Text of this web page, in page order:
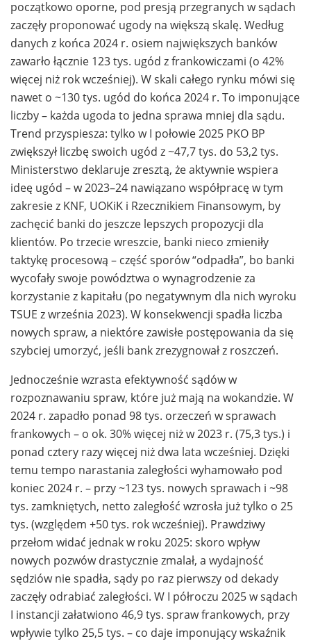
początkowo oporne, pod presją przegranych w sądach
zaczęły proponować ugody na większą skalę. Według
danych z końca 2024 r. osiem największych banków
zawarło łącznie 123 tys. ugód z frankowiczami (o 42%
więcej niż rok wcześniej). W skali całego rynku mówi się
nawet o ~130 tys. ugód do końca 2024 r. To imponujące
liczby – każda ugoda to jedna sprawa mniej dla sądu.
Trend przyspiesza: tylko w I połowie 2025 PKO BP
zwiększył liczbę swoich ugód z ~47,7 tys. do 53,2 tys.
Ministerstwo deklaruje zresztą, że aktywnie wspiera
ideę ugód – w 2023–24 nawiązano współpracę w tym
zakresie z KNF, UOKiK i Rzecznikiem Finansowym, by
zachęcić banki do jeszcze lepszych propozycji dla
klientów. Po trzecie wreszcie, banki nieco zmieniły
taktykę procesową – część sporów “odpadła”, bo banki
wycofały swoje powództwa o wynagrodzenie za
korzystanie z kapitału (po negatywnym dla nich wyroku
TSUE z września 2023). W konsekwencji spadła liczba
nowych spraw, a niektóre zawisłe postępowania da się
szybciej umorzyć, jeśli bank zrezygnował z roszczeń.
Jednocześnie wzrasta efektywność sądów w
rozpoznawaniu spraw, które już mają na wokandzie. W
2024 r. zapadło ponad 98 tys. orzeczeń w sprawach
frankowych – o ok. 30% więcej niż w 2023 r. (75,3 tys.) i
ponad cztery razy więcej niż dwa lata wcześniej. Dzięki
temu tempo narastania zaległości wyhamowało pod
koniec 2024 r. – przy ~123 tys. nowych sprawach i ~98
tys. zamkniętych, netto zaległość wzrosła już tylko o 25
tys. (względem +50 tys. rok wcześniej). Prawdziwy
przełom widać jednak w roku 2025: skoro wpływ
nowych pozwów drastycznie zmalał, a wydajność
sędziów nie spadła, sądy po raz pierwszy od dekady
zaczęły odrabiać zaległości. W I półroczu 2025 w sądach
I instancji załatwiono 46,9 tys. spraw frankowych, przy
wpływie tylko 25,5 tys. – co daje imponujący wskaźnik